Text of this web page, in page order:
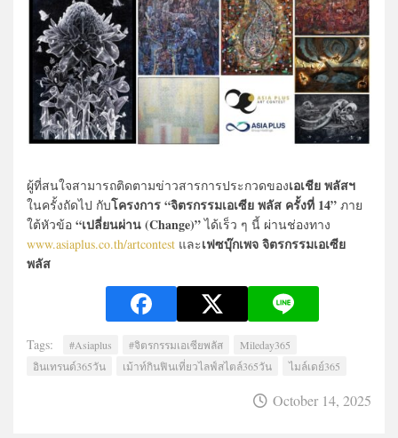
ผู้ที่สนใจสามารถติดตามข่าวสารการประกวดของเอเชีย พลัสฯ
ในครั้งถัดไป กับโครงการ “จิตรกรรมเอเซีย พลัส ครั้งที่ 14” ภาย
ใต้หัวข้อ “เปลี่ยนผ่าน (Change)”ได้เร็ว ๆ นี้ ผ่านช่องทาง
www.asiaplus.co.th/artcontest และเฟซบุ๊กเพจ จิตรกรรมเอเซีย
พลัส
Tags: #Asiaplus #จิตรกรรมเอเซียพลัส
Mileday365
อินเทรนด์365วัน
เม้าท์กินฟินเที่ยวไลฟ์สไตล์365วัน ไมล์เดย์365
October 14, 2025